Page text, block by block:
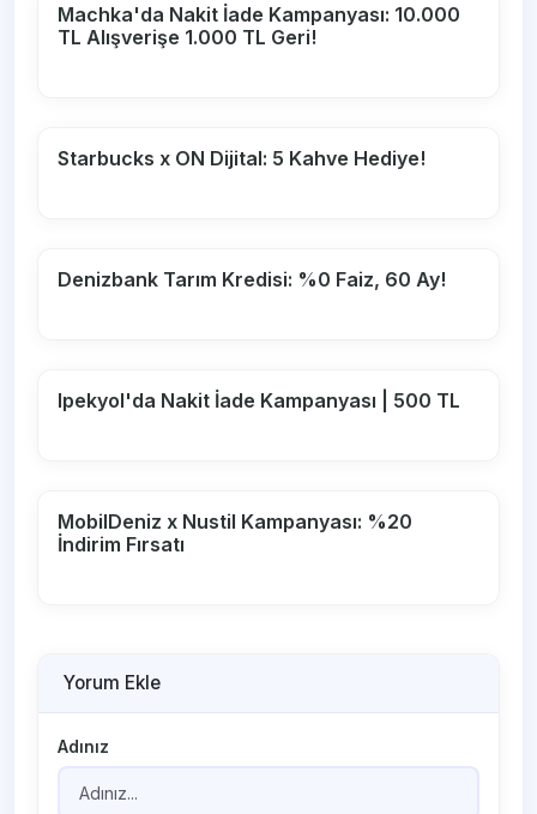
Machka'da Nakit İade Kampanyası: 10.000
TL Alışverişe 1.000 TL Geri!
Starbucks x ON Dijital: 5 Kahve Hediye!
Denizbank Tarım Kredisi: %0 Faiz, 60 Ay!
Ipekyol'da Nakit İade Kampanyası | 500 TL
MobilDeniz x Nustil Kampanyası: %20
İndirim Fırsatı
Yorum Ekle
Adınız